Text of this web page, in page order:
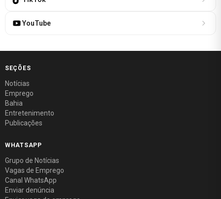
YouTube
SEÇÕES
Notícias
Emprego
Bahia
Entretenimento
Publicações
WHATSAPP
Grupo de Notícias
Vagas de Emprego
Canal WhatsApp
Enviar denúncia